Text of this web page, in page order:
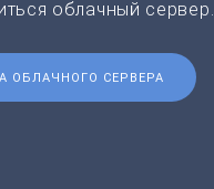
облачный сервер.
ОБЛАЧНОГО СЕРВЕРА